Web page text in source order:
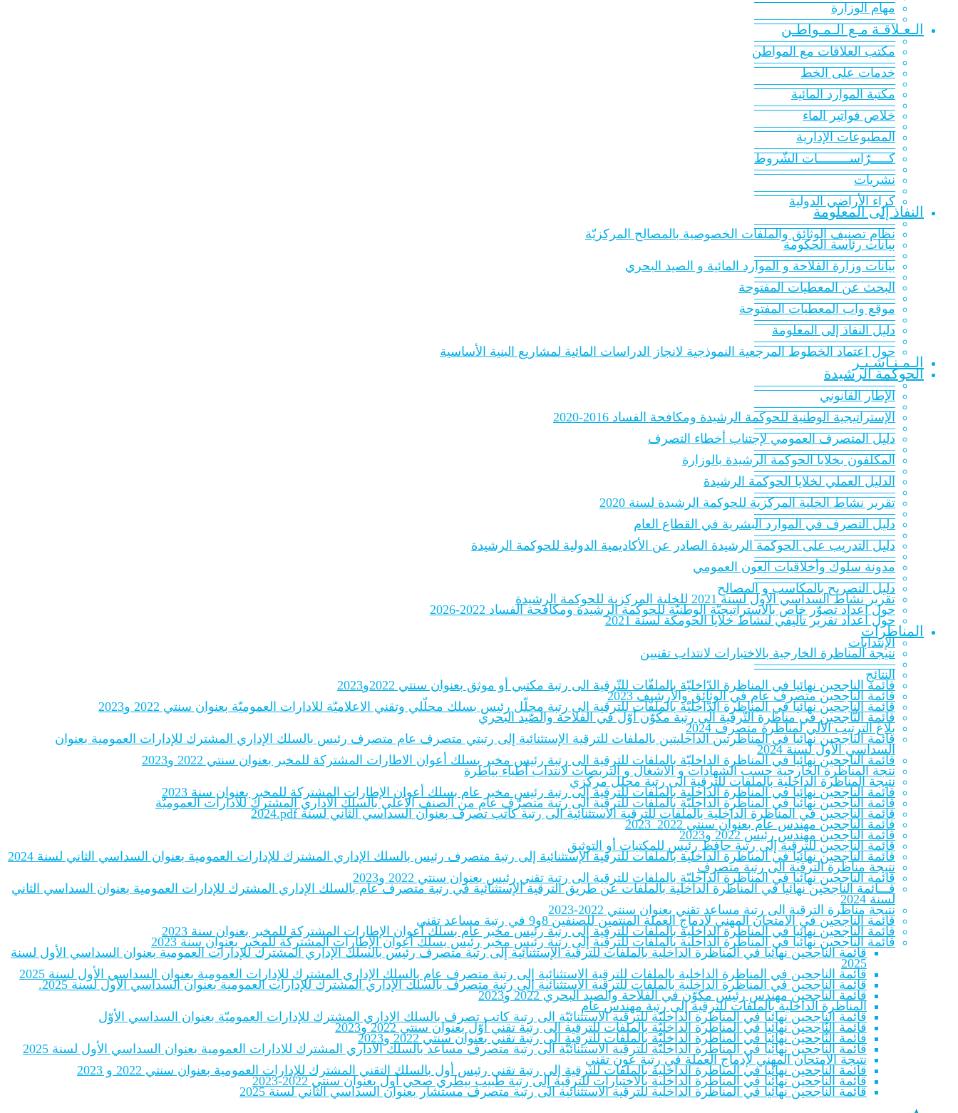
مهام الوزارة
———————————
الـعـلاقـة مـع الـمـواطـن
———————————
مكتب العلاقات مع المواطن
———————————
خدمات على الخط
———————————
مكتبة الموارد المائية
———————————
خلاص فواتير الماء
———————————
المطبوعات الإدارية
———————————
كـــــرّاســـــــــات الشّروط
———————————
نشريات
———————————
كراء الأراضي الدولية
النفاذ إلى المعلومة
———————————
نظام تصنيف الوثائق والملفات الخصوصية بالمصالح المركزيّة
بيانات رئاسة الحكومة
———————————
بيانات وزارة الفلاحة و الموارد المائية و الصيد البحري
———————————
البحث عن المعطيات المفتوحة
———————————
موقع واب المعطيات المفتوحة
———————————
دليل النفاذ إلى المعلومة
———————————
حول اعتماد الخطوط المرجعية النموذجية لانجاز الدراسات المائية لمشاريع البنية الأساسية
الـمـنـاشـيـر
الحوكمة الرشيدة
———————————
الإطار القانوني
———————————
الإستراتيجية الوطنية للحوكمة الرشيدة ومكافحة الفساد 2016-2020
———————————
دليل المتصرف العمومي لإجتناب أخطاء التصرف
———————————
المكلفون بخلايا الحوكمة الرشيدة بالوزارة
———————————
الدلیل العملي لخلایا الحوكمة الرشيدة
———————————
تقرير نشاط الخلية المركزية للحوكمة الرشيدة لسنة 2020‎
———————————
دليل التصرف في الموارد البشرية في القطاع العام
———————————
دليل التدريب على الحوكمة الرشيدة الصادر عن الأكاديمية الدولية للحوكمة الرشيدة
———————————
مدونة سلوك وأخلاقيات العون العمومي
———————————
دليل التصريح بالمكاسب و المصالح
تقرير نشاط السداسي الأول لسنة 2021 للخلية المركزية للحوكمة الرشيدة
حول اعداد تصوّر خاص بالاستراتيجيّة الوطنيّة للحوكمة الرشيدة ومكافحة الفساد 2022-2026
حول اعداد تقرير تأليفي لنشاط خلايا الحومكة لسنة 2021
المناظرات
الإنتدابات
نتيجة المناظرة الخارجية بالاختبارات لانتداب تقنيين
———————————
النتائج
قائمة الناجحين نهائيا في المناظرة الدّاخليّة بالملفّات للتّرقية الى رتبة مكتبي أو موثق بعنوان سنتي 2022و2023
قائمة الناجحين متصرف عام في الوثائق والأرشيف 2023
قائمة الناجحين نهائيا في المناظرة الدّاخليّة بالملفّات للترقية الى رتبة محلّل رئيس بسلك محلّلي وتقني الاعلاميّة للادارات العموميّة بعنوان سنتي 2022 و2023
قائمة النّاجحين في مناظرة التّرقية الى رتبة مكوّن أوّل في الفلاحة والصّيد البحري
بلاغ الترتيب الآلي لمناظرة متصرف 2024
قائمة الناجحين نهائيا في المناظرتين الداخليتين بالملفات للترقية الإستثنائية إلى رتبتي متصرف عام متصرف رئيس بالسلك الإداري المشترك للإدارات العمومية بعنوان
السداسي الأول لسنة 2024
قائمة الناجحين نهائيا في المناظرة الداخليّة بالملفات للترقية الى رتبة رئيس مخبر بسلك أعوان الاطارات المشتركة للمخبر بعنوان سنتي 2022 و2023
نتجة المناظرة الخارجية حسب الشهادات و الاشغال و التربصات لانتداب أطباء بياطرة
نتيجة المناظرة الداخلية بالملفات للترقية الى رتبة محلل مركزي
قائمة الناجحين نهائيا في المناظرة الداخلية بالملفات للترقية إلى رتبة رئيس مخبر عام بسلك أعوان الإطارات المشتركة للمخبر بعنوان سنة 2023
قائمة الناجحين نهائيا في المناظرة الداخليّة بالملفات للترقية الى رتبة متصرّف عام من الصنف الأعلى بالسلك الاداري المشترك للادارات العموميّة
قائمة الناجحين في المناظرة الداخلية بالملفات للترقية الاستثنائية الى رتبة كاتب تصرف بعنوان السداسي الثاني لسنة 2024‎.pdf
قائمة الناجحين مهندس عام بعنوان سنتي 2022_2023
قائمة الناجحين مهندس رئيس 2022 و2023
قائمة الناجحين للترقية إلى رتبة حافظ رئيس للمكتبات أو التوثيق
قائمة الناجحين نهائيا في المناظرة الداخلية بالملفات للترقية الإستثنائية إلى رتبة متصرف رئيس بالسلك الإداري المشترك للإدارات العمومية بعنوان السداسي الثاني لسنة 2024
نتيجة مناظرة الترقية الى رتبة متصرف
قائمة الناجحين نهائيا في المناظرة الداخليّة بالملفات للترقية الى رتبة تقني رئيس بعنوان سنتي 2022 و2023
قـــائمة الناجحين نهائيا في المناظرة الداخلية بالملفات عن طريق الترقية الإستثنائية في رتبة متصرف عام بالسلك الإداري المشترك للإدارات العمومية بعنوان السداسي الثاني
لسنة 2024
نتيجة مناظرة الترقية الى رتبة مساعد تقني بعنوان سنتي 2022-2023
قائمة الناجحين في الامتحان المهني لادماج العملة المنتمين للصنفين 8و9 في رتبة مساعد تقني
قائمة الناجحين نهائيا في المناظرة الداخلية بالملفات للترقية إلى رتبة رئيس مخبر عام بسلك أعوان الإطارات المشتركة للمخبر بعنوان سنة 2023
قائمة الناجحين نهائيا في المناظرة الداخلية بالملفات للترقية إلى رتبة رئيس مخبر رئيس بسلك أعوان الإطارات المشتركة للمخبر بعنوان سنة 2023
قائمة الناجحين نهائيا في المناظرة الداخلية بالملفات للترقية الإستثنائية إلى رتبة متصرف رئيس بالسلك الإداري المشترك للإدارات العمومية بعنوان السداسي الأول لسنة
2025
قائمة الناجحين في المناظرة الداخلية بالملفات للترقية الاستثنائية إلى رتبة متصرف عام بالسلك الإداري المشترك للإدارات العمومية بعنوان السداسي الأول لسنة 2025
قائمة الناجحين في المناظرة الداخلية بالملفات للترقية الاستثنائية إلى رتبة متصرف بالسلك الإداري المشترك للإدارات العمومية بعنوان السداسي الأول لسنة 2025.
قائمة الناجحين مهندس رئيس مكوّن في الفلاحة والصيد البحري 2022 و2023
المناظرة الداخلية بالملفات للترقية إلى رتبة مهندس عام
قائمة الناجحين نهائيا في المناظرة الداخليّة للترقية الاستثنائيّة الى رتبة كاتب تصرف بالسلك الإداري المشترك للإدارات العموميّة بعنوان السداسي الأوّل
قائمة النّاجحين نهائيا في المناظرة الداخليّة بالملفات للترقية الى رتبة تقني أوّل بعنوان سنتي 2022 و2023
قائمة النّاجحين نهائيا في المناظرة الداخليّة بالملفات للترقية الى رتبة تقني بعنوان سنتي 2022 و2023
قائمة الناجحين نهائيا في المناظرة الداخليّة للترقية الاستثنائيّة الى رتبة متصرف مساعد بالسلك الاداري المشترك للادارات العمومية بعنوان السداسي الأول لسنة 2025
نتيجة الامتحان المهني لإدماج العملة في رتبة عون تقني
قائمة الناجحين نهائيا في المناظرة الداخلية بالملفات للترقية إلى رتبة تقني رئيس أول بالسلك التقني المشترك للإدارات العمومية بعنوان سنتي 2022 و 2023
قائمة الناجحين نهائيا في المناظرة الداخلية بالاختبارات للترقية إلى رتبة طبيب بيطري صحي أول بعنوان سنتي 2022-2023‎
قائمة الناجحين نهائيا في المناظرة الداخلية للترقية الاستثنائية الى رتبة متصرف مستشار بعنوان السداسي الثاني لسنة 2025‎